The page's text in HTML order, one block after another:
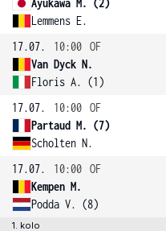
Ayukawa M. (2)
Lemmens E.
17.07.
10:00 OF
Van Dyck N.
Floris A. (1)
17.07.
10:00 OF
Partaud M. (7)
Scholten N.
17.07.
10:00 OF
Kempen M.
Podda V. (8)
1. kolo